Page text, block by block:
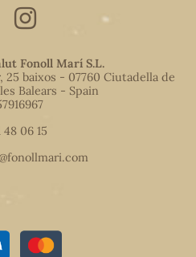
Fonoll Marí S.L.
25 baixos - 07760 Ciutadella de
Balears - Spain
48 06 15